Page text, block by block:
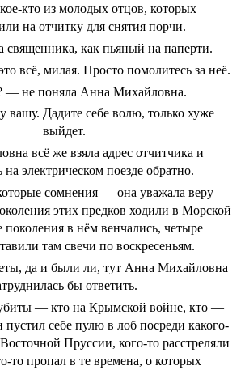
кто из молодых отцов, которых
на отчитку для снятия порчи.
священника, как пьяный на паперти.
всё, милая. Просто помолитесь за неё.
— не поняла Анна Михайловна.
вашу. Дадите себе волю, только хуже
выйдет.
всё же взяла адрес отчитчика и
на электрическом поезде обратно.
сомнения — она уважала веру
этих предков ходили в Морской
поколения в нём венчались, четыре
там свечи по воскресеньям.
да и были ли, тут Анна Михайловна
бы ответить.
— кто на Крымской войне, кто —
себе пулю в лоб посреди какого-
Пруссии, кого-то расстреляли
то пропал в те времена, о которых